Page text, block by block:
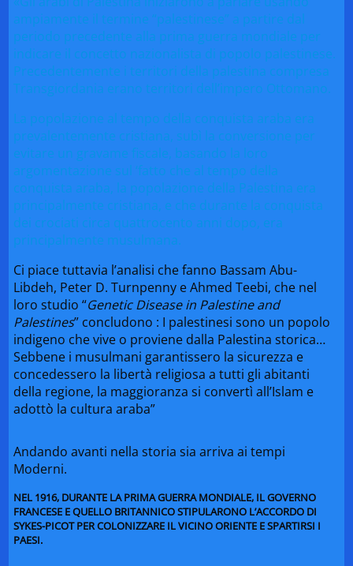
ampiamente il termine “palestinese” a partire dal
periodo precedente alla prima guerra mondiale per
indicare il concetto nazionalista di popolo palestinese.
Precedentemente i territori della palestina compresa
Transgiordania erano territori dell’impero Ottomano.
La popolazione al tempo della conquista araba era
prevalentemente cristiana, subì la conversione per
evitare un gravame fiscale, basando la loro
argomentazione sul ‘fatto che al tempo della
conquista araba, la popolazione della Palestina era
principalmente cristiana, e che durante la conquista
dei crociati circa quattrocento anni dopo, era
principalmente musulmana.
Ci piace tuttavia l’analisi che fanno Bassam Abu-
Libdeh, Peter D. Turnpenny e Ahmed Teebi, che nel
loro studio “Genetic Disease in Palestine and
Palestines” concludono : I palestinesi sono un popolo
indigeno che vive o proviene dalla Palestina storica…
Sebbene i musulmani garantissero la sicurezza e
concedessero la libertà religiosa a tutti gli abitanti
della regione, la maggioranza si convertì all’Islam e
adottò la cultura araba”
Andando avanti nella storia sia arriva ai tempi
Moderni.
NEL 1916, DURANTE LA PRIMA GUERRA MONDIALE, IL GOVERNO
FRANCESE E QUELLO BRITANNICO STIPULARONO L’ACCORDO DI
SYKES-PICOTPER COLONIZZARE IL VICINO ORIENTE E SPARTIRSI I
PAESI.